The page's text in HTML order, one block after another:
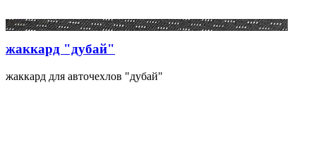
жаккард "дубай"
жаккард для авточехлов "дубай"